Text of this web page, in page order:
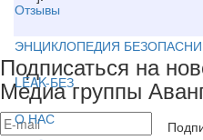
Отзывы
ЭНЦИКЛОПЕДИЯ
LEAK-БЕЗ
О НАС
Подписаться на
Медиа группы